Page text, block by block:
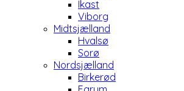
Ikast
Viborg
Midtsjælland
Hvalsø
Sorø
Nordsjælland
Birkerød